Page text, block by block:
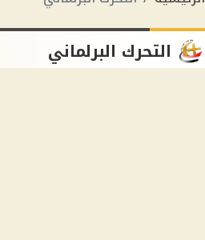
التحرك البرلماني